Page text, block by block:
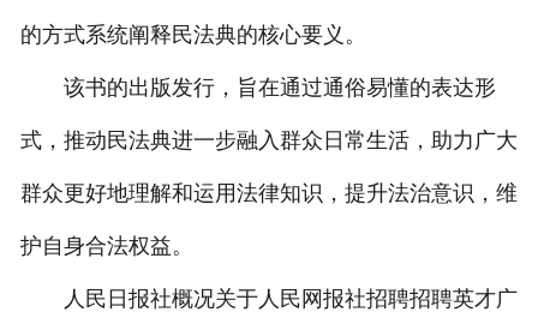
的方式系统阐释民法典的核心要义。
该书的出版发行，旨在通过通俗易懂的表达形
式，推动民法典进一步融入群众日常生活，助力广大
群众更好地理解和运用法律知识，提升法治意识，维
护自身合法权益。
人民日报社概况关于人民网报社招聘招聘英才广